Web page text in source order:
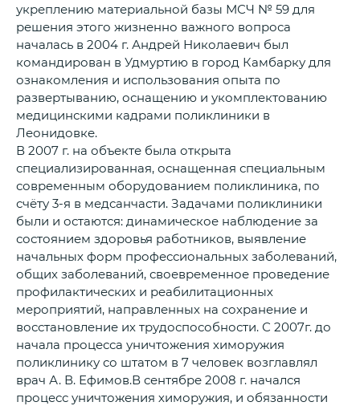
укреплению материальной базы МСЧ № 59 для
решения этого жизненно важного вопроса
началась в 2004 г. Андрей Николаевич был
командирован в Удмуртию в город Камбарку для
ознакомления и использования опыта по
развертыванию, оснащению и укомплектованию
медицинскими кадрами поликлиники в
Леонидовке.
В 2007 г. на объекте была открыта
специализированная, оснащенная специальным
современным оборудованием поликлиника, по
счёту 3-я в медсанчасти. Задачами поликлиники
были и остаются: динамическое наблюдение за
состоянием здоровья работников, выявление
начальных форм профессиональных заболеваний,
общих заболеваний, своевременное проведение
профилактических и реабилитационных
мероприятий, направленных на сохранение и
восстановление их трудоспособности. С 2007г. до
начала процесса уничтожения химоружия
поликлинику со штатом в 7 человек возглавлял
врач А. В. Ефимов.В сентябре 2008 г. начался
процесс уничтожения химоружия, и обязанности